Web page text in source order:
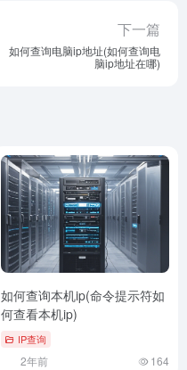
下一篇
如何查询电脑ip地址(如何查询电
脑ip地址在哪)
如何查询本机ip(命令提示符如
何查看本机ip)
IP查询
2年前 164